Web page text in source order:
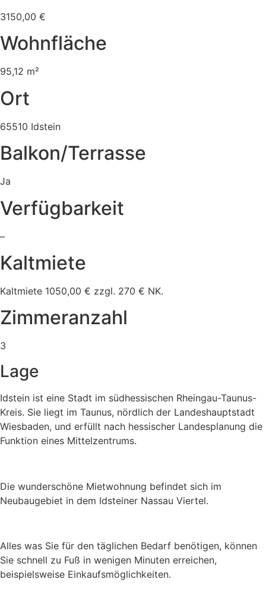
3150,00 €
Wohnfläche
95,12 m²
Ort
65510 Idstein
Balkon/Terrasse
Ja
Verfügbarkeit
–
Kaltmiete
Kaltmiete 1050,00 € zzgl. 270 € NK.
Zimmeranzahl
3
Lage
Idstein ist eine Stadt im südhessischen Rheingau-Taunus-
Kreis. Sie liegt im Taunus, nördlich der Landeshauptstadt
Wiesbaden, und erfüllt nach hessischer Landesplanung die
Funktion eines Mittelzentrums.
Die wunderschöne Mietwohnung befindet sich im
Neubaugebiet in dem Idsteiner Nassau Viertel.
Alles was Sie für den täglichen Bedarf benötigen, können
Sie schnell zu Fuß in wenigen Minuten erreichen,
beispielsweise Einkaufsmöglichkeiten.